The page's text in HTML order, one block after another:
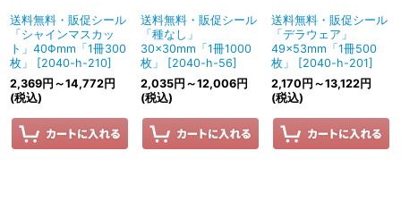
送料無料・販促シール
「シャインマスカッ
ト」40Φmm「1冊300
枚」
[2040-h-210]
2,369円 ～14,772円
(税込)
送料無料・販促シール
「種なし」
30×30mm「1冊1000
枚」
[2040-h-56]
2,035円 ～12,006円
(税込)
送料無料・販促シール
「デラウェア」
49×53mm「1冊500
枚」
[2040-h-201]
2,170 円 ～13,122円
(税込)